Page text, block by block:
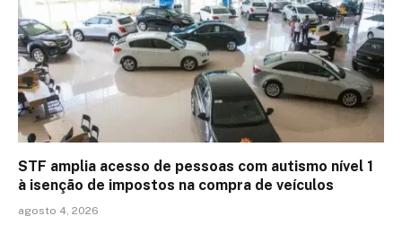
STF amplia acesso de pessoas com autismo nível 1
à isenção de impostos na compra de veículos
agosto 4, 2026